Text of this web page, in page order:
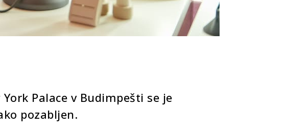
Palace v Budimpešti se je
pozabljen.